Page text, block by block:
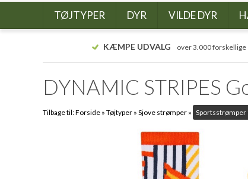
TØJTYPER DYR VILDE DYR
KÆMPE UDVALG over 3.000 forskellige
DYNAMIC STRIPES
Tilbage til:Forside » Tøjtyper » Sjove strømper »